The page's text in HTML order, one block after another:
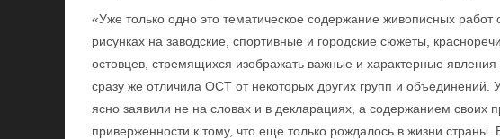
«Уже только одно это тематическое содержание живописных работ
рисунках на заводские, спортивные и городские сюжеты,
остовцев, стремящихся изображать важные и характерные
сразу же отличила ОСТ от некоторых других групп и объединений.
ясно заявили не на словах и в декларациях, а содержанием своих
приверженности к тому, что еще только рождалось в жизни